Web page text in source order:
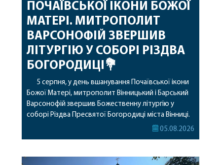
ПОЧАЇВСЬКОЇ ІКОНИ БОЖОЇ
МАТЕРІ. МИТРОПОЛИТ
ВАРСОНОФІЙ ЗВЕРШИВ
ЛІТУРГІЮ У СОБОРІ РІЗДВА
БОГОРОДИЦІ💐
5 серпня, у день вшанування Почаївської ікони
Божої Матері, митрополит Вінницький і Барський
Варсонофій звершив Божественну літургію у
соборі Різдва Пресвятої Богородиці міста Вінниці.
Його Високопреосвященству співслужили
священному сані. Під час богослужіння підносилися
05.08.2026